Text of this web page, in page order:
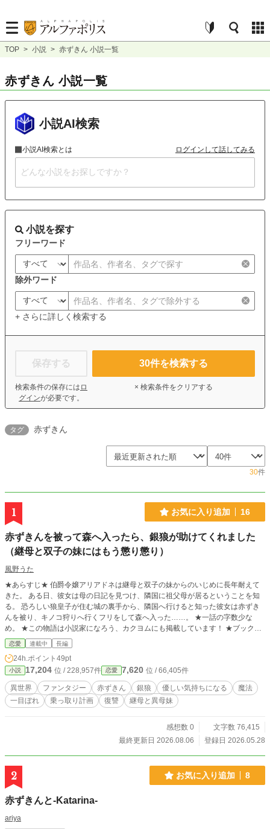
TOP > 小説 > 赤ずきん 小説一覧
赤ずきん 小説一覧
小説AI検索
小説AI検索とは ログインして話してみる
小説を探す
フリーワード
除外ワード
+ さらに詳しく検索する
保存する
検索条件の保存には ロ
グインが必要です。
30件を検索する
× 検索条件をクリアする
タグ 赤ずきん
30件
1 お気に入り追加 16
赤ずきんを被って森へ入ったら、銀狼が助けてくれました
（継母と双子の妹にはもう懲り懲り）
風野うた
★あらすじ★ 伯爵令嬢アリアドネは継母と双子の妹からのいじめに長年耐えて
きた。 ある日、彼女は母の日記を見つけ、隣国に祖父母が居るということを知
る。 恐ろしい狼皇子が住む城の裏手から、隣国へ行けると知った彼女は赤ずき
んを被り、キノコ狩りへ行くフリをして森へ入った……。 ★一話の字数少な
め。 ★この物語は小説家になろう、カクヨムにも掲載しています！ ★ブックマ
ーク・いいね等 よろしくお願いします！！
恋愛 連載中 長編
24h.ポイント 49pt
小説 17,204 位 / 228,957件 恋愛 7,620 位 / 66,405件
異世界 ファンタジー 赤ずきん 銀狼 優しい気持ちになる
魔法
一目ぼれ
乗っ取り計画 復讐 継母と異母妹
感想数 0
文字数 76,415
最終更新日 2026.08.06
登録日 2026.05.28
2 お気に入り追加 8
赤ずきんと-Katarina-
ariya